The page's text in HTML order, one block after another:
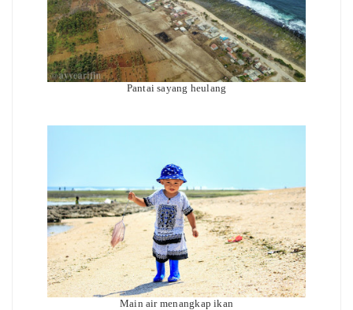
Pantai sayang heulang
Main air menangkap ikan